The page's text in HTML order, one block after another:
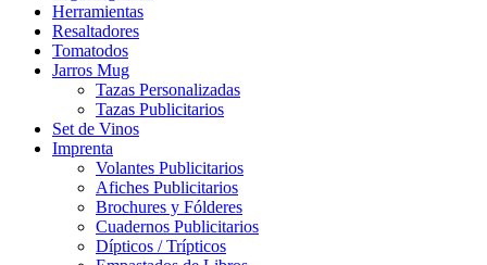
Herramientas
Resaltadores
Tomatodos
Jarros Mug
Tazas Personalizadas
Tazas Publicitarios
Set de Vinos
Imprenta
Volantes Publicitarios
Afiches Publicitarios
Brochures y Fólderes
Cuadernos Publicitarios
Dípticos / Trípticos